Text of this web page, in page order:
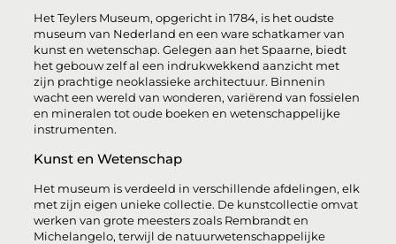
Het Teylers Museum, opgericht in 1784, is het oudste
museum van Nederland en een ware schatkamer van
kunst en wetenschap. Gelegen aan het Spaarne, biedt
het gebouw zelf al een indrukwekkend aanzicht met
zijn prachtige neoklassieke architectuur. Binnenin
wacht een wereld van wonderen, variërend van fossielen
en mineralen tot oude boeken en wetenschappelijke
instrumenten.
Kunst en Wetenschap
Het museum is verdeeld in verschillende afdelingen, elk
met zijn eigen unieke collectie. De kunstcollectie omvat
werken van grote meesters zoals Rembrandt en
Michelangelo, terwijl de natuurwetenschappelijke